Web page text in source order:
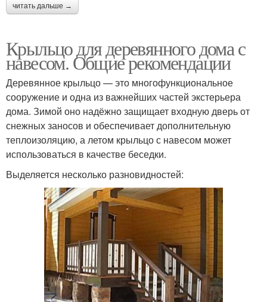
читать дальше →
Крыльцо для деревянного дома с
навесом. Общие рекомендации
Деревянное крыльцо — это многофункциональное
сооружение и одна из важнейших частей экстерьера
дома. Зимой оно надёжно защищает входную дверь от
снежных заносов и обеспечивает дополнительную
теплоизоляцию, а летом крыльцо с навесом может
использоваться в качестве беседки.
Выделяется несколько разновидностей: